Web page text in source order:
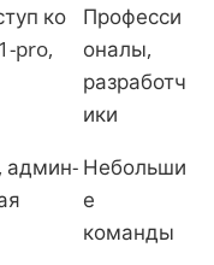
ко
pro,
Професси
оналы,
разработч
ики
админ- Небольши
е
команды